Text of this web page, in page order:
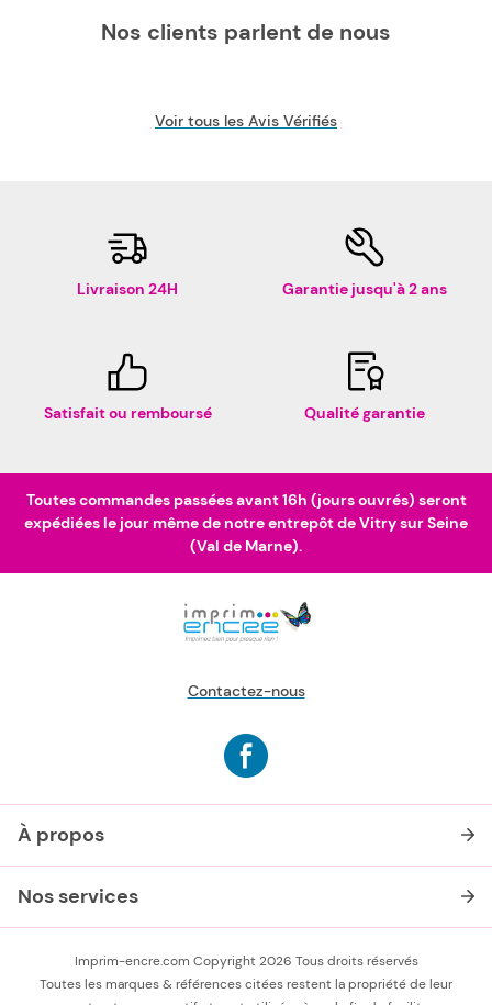
Nos clients parlent de nous
Voir tous les Avis Vérifiés
Livraison 24H Garantie jusqu'à 2 ans
Satisfait ou remboursé Qualité garantie
Toutes commandes passées avant 16h (jours ouvrés) seront
expédiées le jour même de notre entrepôt de Vitry sur Seine
(Val de Marne).
Contactez-nous
À propos
Nos services
Imprim-encre.com Copyright 2026 Tous droits réservés
Toutes les marques & références citées restent la propriété de leur